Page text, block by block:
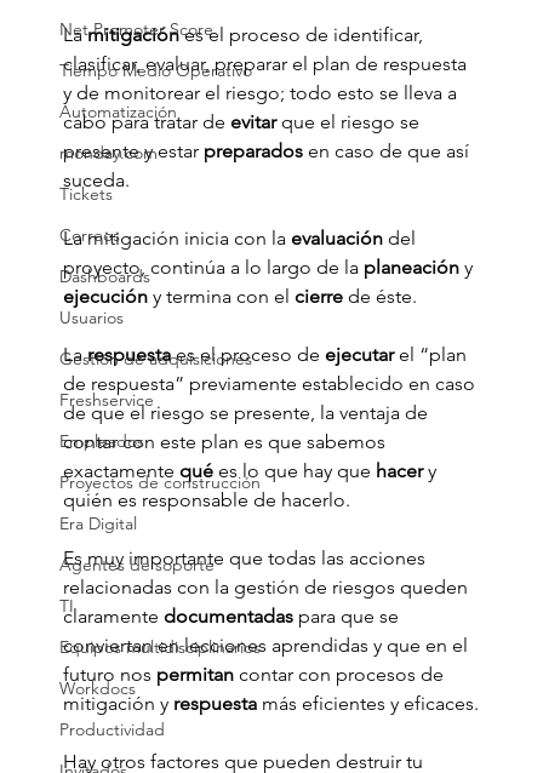
Net Promoter Score
Tiempo Medio Operativo
Automatización
monday.com
Tickets
Correos
Dashboards
Usuarios
Gestión de adquisiciones
Freshservice
Empleados
Proyectos de construcción
Era Digital
Agentes de soporte
TI
Equipos multidisciplinarios
Workdocs
Productividad
La mitigación es el proceso de identificar,
clasificar, evaluar, preparar el plan de respuesta
y de monitorear el riesgo; todo esto se lleva a
cabo para tratar de evitar que el riesgo se
presente y estar preparados en caso de que así
suceda.
La mitigación inicia con la evaluación del
proyecto, continúa a lo largo de la planeación y
ejecución y termina con el cierre de éste.
La respuesta es el proceso de ejecutar el “plan
de respuesta” previamente establecido en caso
de que el riesgo se presente, la ventaja de
contar con este plan es que sabemos
exactamente qué es lo que hay que hacer y
quién es responsable de hacerlo.
Es muy importante que todas las acciones
relacionadas con la gestión de riesgos queden
claramente documentadas para que se
conviertan en lecciones aprendidas y que en el
futuro nos permitan contar con procesos de
mitigación y respuesta más eficientes y eficaces.
Hay otros factores que pueden destruir tu